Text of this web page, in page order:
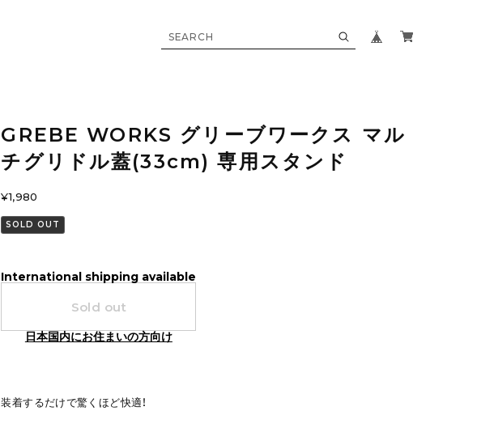
GREBE WORKS グリーブワークス マル
チグリドル蓋(33cm) 専用スタンド
¥1,980
SOLD OUT
International shipping available
Sold out
日本国内にお住まいの方向け
装着するだけで驚くほど快適！